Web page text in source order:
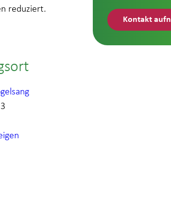
reduziert.
Kontakt